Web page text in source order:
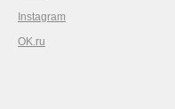
Instagram
OK.ru